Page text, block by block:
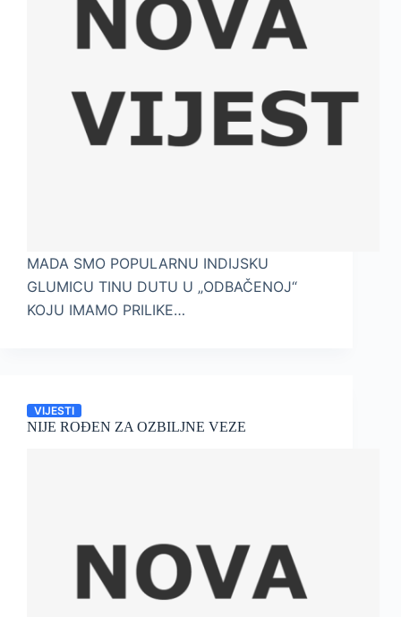
MADA SMO POPULARNU INDIJSKU
GLUMICU TINU DUTU U „ODBAČENOJ“
KOJU IMAMO PRILIKE…
VIJESTI
NIJE ROĐEN ZA OZBILJNE VEZE